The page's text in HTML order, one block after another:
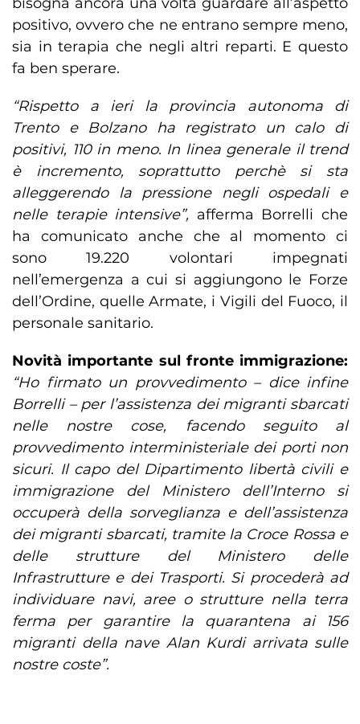
positivo, ovvero che ne entrano sempre meno,
sia in terapia che negli altri reparti. E questo
fa ben sperare.
“Rispetto a ieri la provincia autonoma di
Trento e Bolzano ha registrato un calo di
positivi, 110 in meno. In linea generale il trend
è incremento, soprattutto perchè si sta
alleggerendo la pressione negli ospedali e
nelle terapie intensive”, afferma Borrelli che
ha comunicato anche che al momento ci
sono 19.220 volontari impegnati
nell’emergenza a cui si aggiungono le Forze
dell’Ordine, quelle Armate, i Vigili del Fuoco, il
personale sanitario.
Novità importante sul fronte immigrazione:
“Ho firmato un provvedimento – dice infine
Borrelli – per l’assistenza dei migranti sbarcati
nelle nostre cose, facendo seguito al
provvedimento interministeriale dei porti non
sicuri. Il capo del Dipartimento libertà civili e
immigrazione del Ministero dell’Interno si
occuperà della sorveglianza e dell’assistenza
dei migranti sbarcati, tramite la Croce Rossa e
delle strutture del Ministero delle
Infrastrutture e dei Trasporti. Si procederà ad
individuare navi, aree o strutture nella terra
ferma per garantire la quarantena ai 156
migranti della nave Alan Kurdi arrivata sulle
nostre coste”.